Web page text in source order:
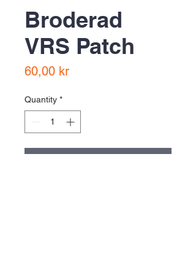
Broderad
VRS Patch
60,00 krPrice
Quantity *